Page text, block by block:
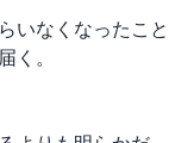
いなくなったこと
く。